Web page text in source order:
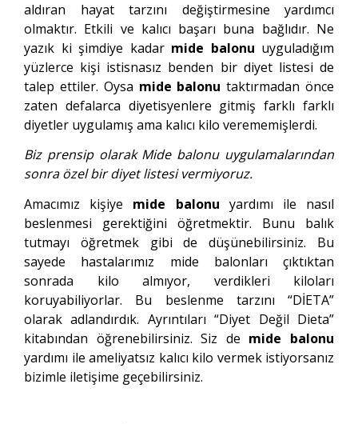
aldıran hayat tarzını değiştirmesine yardımcı
olmaktır. Etkili ve kalıcı başarı buna bağlıdır. Ne
yazık ki şimdiye kadar mide balonu uyguladığım
yüzlerce kişi istisnasız benden bir diyet listesi de
talep ettiler. Oysa mide balonu taktırmadan önce
zaten defalarca diyetisyenlere gitmiş farklı farklı
diyetler uygulamış ama kalıcı kilo verememişlerdi.
Biz prensip olarak Mide balonu uygulamalarından
sonra özel bir diyet listesi vermiyoruz.
Amacımız kişiye mide balonu yardımı ile nasıl
beslenmesi gerektiğini öğretmektir. Bunu balık
tutmayı öğretmek gibi de düşünebilirsiniz. Bu
sayede hastalarımız mide balonları çıktıktan
sonrada kilo almıyor, verdikleri kiloları
koruyabiliyorlar. Bu beslenme tarzını “DİETA”
olarak adlandırdık. Ayrıntıları “Diyet Değil Dieta”
kitabından öğrenebilirsiniz. Siz de mide balonu
yardımı ile ameliyatsız kalıcı kilo vermek istiyorsanız
bizimle iletişime geçebilirsiniz.